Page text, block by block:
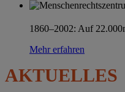
1860–2002: Auf
Mehr erfahren
AKTUELLES